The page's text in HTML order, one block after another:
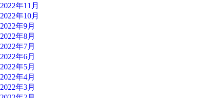
2022年11月
2022年10月
2022年9月
2022年8月
2022年7月
2022年6月
2022年5月
2022年4月
2022年3月